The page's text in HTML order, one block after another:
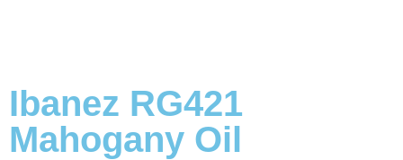
Ibanez RG421
Mahogany Oil